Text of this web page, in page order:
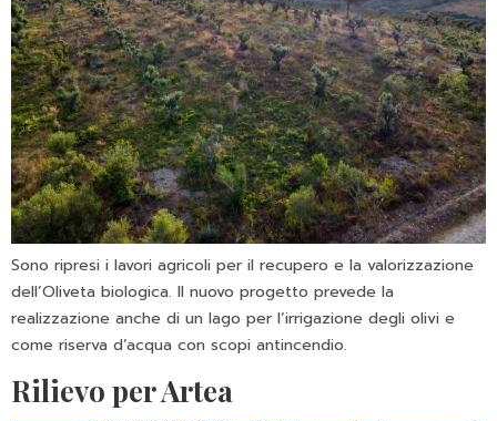
Sono ripresi i lavori agricoli per il recupero e la valorizzazione
dell’Oliveta biologica. Il nuovo progetto prevede la
realizzazione anche di un lago per l’irrigazione degli olivi e
come riserva d’acqua con scopi antincendio.
Rilievo per Artea